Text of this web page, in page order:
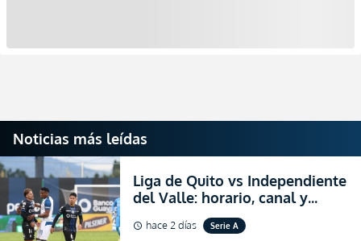
Noticias más leídas
Liga de Quito vs Independiente
del Valle: horario, canal y
dónde ver EN VIVO el
partidazo por la fecha 24 de la
schedule hace 2 días Serie A